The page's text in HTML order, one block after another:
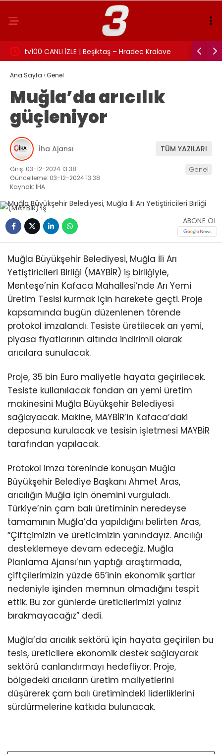
tv100 CANLI İZLE | Beşiktaş – Hradec Kralove
maçı canlı izle!
İzmit
Ana Sayfa ›Genel
Muğla’da arıcılık
güçleniyor
İha Ajansı TÜM YAZILARI
Giriş: 03-12-2024 13:38
Güncelleme: 03-12-2024 13:38
Kaynak: İHA
Genel
ABONE OL
Muğla Büyükşehir Belediyesi, Muğla İli Arı
Yetiştiricileri Birliği (MAYBİR) iş birliğiyle,
Menteşe’nin Kafaca Mahallesi’nde Arı Yemi
Üretim Tesisi kurmak için harekete geçti. Proje
kapsamında bugün düzenlenen törende
protokol imzalandı. Tesiste üretilecek arı yemi,
piyasa fiyatlarının altında indirimli olarak
arıcılara sunulacak.
Proje, 35 bin Euro maliyetle hayata geçirilecek.
Tesiste kullanılacak fondan arı yemi üretim
makinesini Muğla Büyükşehir Belediyesi
sağlayacak. Makine, MAYBİR’in Kafaca’daki
deposuna kurulacak ve tesisin işletmesi MAYBİR
tarafından yapılacak.
Protokol imza töreninde konuşan Muğla
Büyükşehir Belediye Başkanı Ahmet Aras,
arıcılığın Muğla için önemini vurguladı.
Türkiye’nin çam balı üretiminin neredeyse
tamamının Muğla’da yapıldığını belirten Aras,
“Çiftçimizin ve üreticimizin yanındayız. Arıcılığı
desteklemeye devam edeceğiz. Muğla
Planlama Ajansı’nın yaptığı araştırmada,
çiftçilerimizin yüzde 65’inin ekonomik şartlar
nedeniyle işinden memnun olmadığını tespit
ettik. Bu zor günlerde üreticilerimizi yalnız
bırakmayacağız” dedi.
Muğla’da arıcılık sektörü için hayata geçirilen bu
tesis, üreticilere ekonomik destek sağlayarak
sektörü canlandırmayı hedefliyor. Proje,
bölgedeki arıcıların üretim maliyetlerini
düşürerek çam balı üretimindeki liderliklerini
sürdürmelerine katkıda bulunacak.